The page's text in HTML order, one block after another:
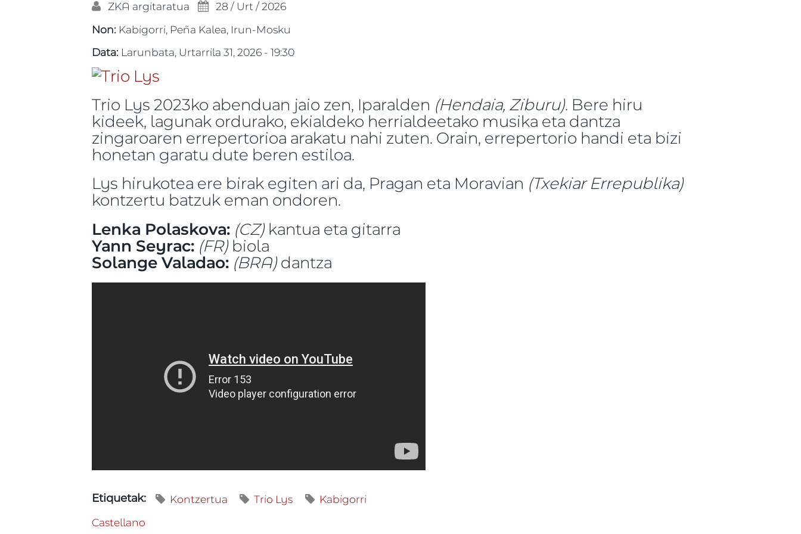
ZKA argitaratua
28 / Urt / 2026
Non: Kabigorri, Peña Kalea, Irun-Mosku
Data: Larunbata, Urtarrila 31, 2026 - 19:30
Trio Lys 2023ko abenduan jaio zen, Iparalden (Hendaia, Ziburu). Bere hiru
kideek, lagunak ordurako, ekialdeko herrialdeetako musika eta dantza
zingaroaren errepertorioa arakatu nahi zuten. Orain, errepertorio handi eta bizi
honetan garatu dute beren estiloa.
Lys hirukotea ere birak egiten ari da, Pragan eta Moravian (Txekiar Errepublika)
kontzertu batzuk eman ondoren.
Lenka Polaskova: (CZ)kantua eta gitarra
Yann Seyrac: (FR)biola
Solange Valadao: (BRA)dantza
Etiquetak: Kontzertua Trio Lys
Kabigorri
Castellano